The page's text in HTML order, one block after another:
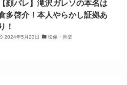
【顔バレ】滝沢ガレソの本名は
多啓介！本人やらかし証拠あ
り！
2024年5月23日 映像・音楽